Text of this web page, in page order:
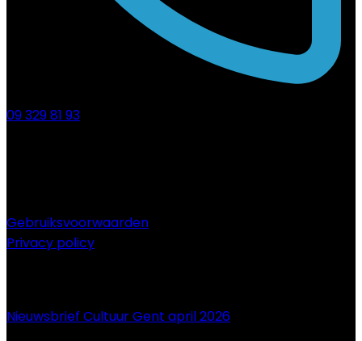
09 329 81 93
Gebruiksvoorwaarden
Privacy policy
Nieuwsbrief Cultuur Gent april 2026